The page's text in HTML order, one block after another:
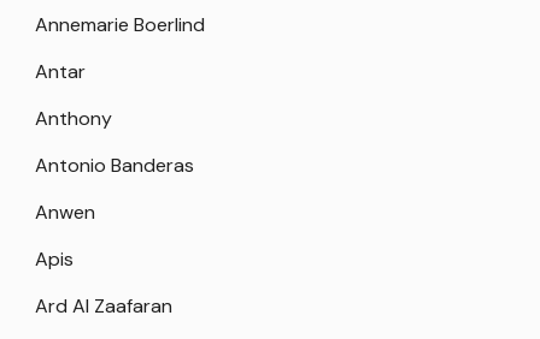
Annemarie Boerlind
Antar
Anthony
Antonio Banderas
Anwen
Apis
Ard Al Zaafaran